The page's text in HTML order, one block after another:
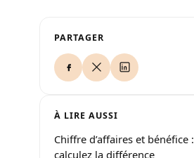
PARTAGER
À LIRE AUSSI
Chiffre d’affaires et bénéfice :
calculez la différence